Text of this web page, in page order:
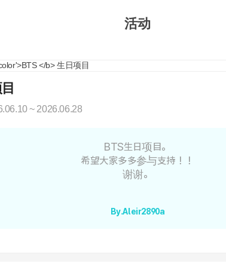
活动
~ 2026.06.28
BTS生日项目。
希望大家多多参与支持！！
谢谢。
By.Aleir2890a